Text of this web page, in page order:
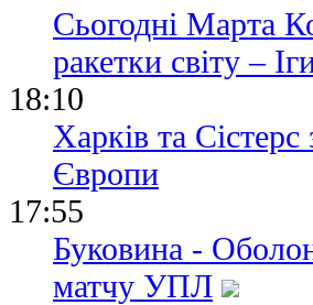
Сьогодні Марта
ракетки світу –
18:10
Харків та
Європи
17:55
Буковина -
матчу УПЛ